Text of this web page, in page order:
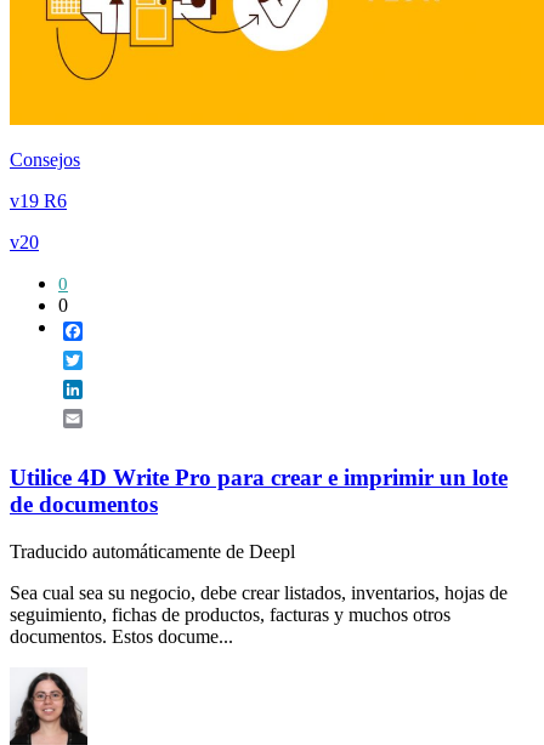
Consejos
v19 R6
v20
0
0
Utilice 4D Write Pro para crear e imprimir un lote
de documentos
Traducido automáticamente de Deepl
Sea cual sea su negocio, debe crear listados, inventarios, hojas de
seguimiento, fichas de productos, facturas y muchos otros
documentos. Estos docume...